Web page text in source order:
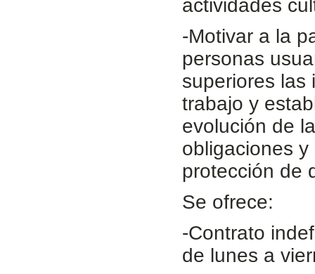
actividades
-Motivar a la
personas
superiores las
trabajo y
evolución de
obligaciones
protección de
Se ofrece:
-Contrato
de lunes a